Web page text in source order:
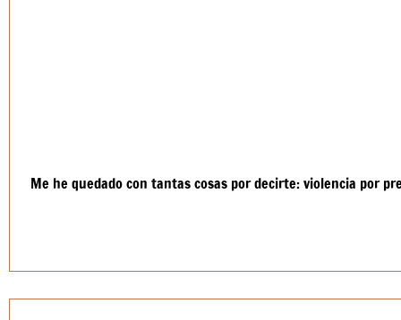
Me he quedado con tantas cosas por decirte: violencia por